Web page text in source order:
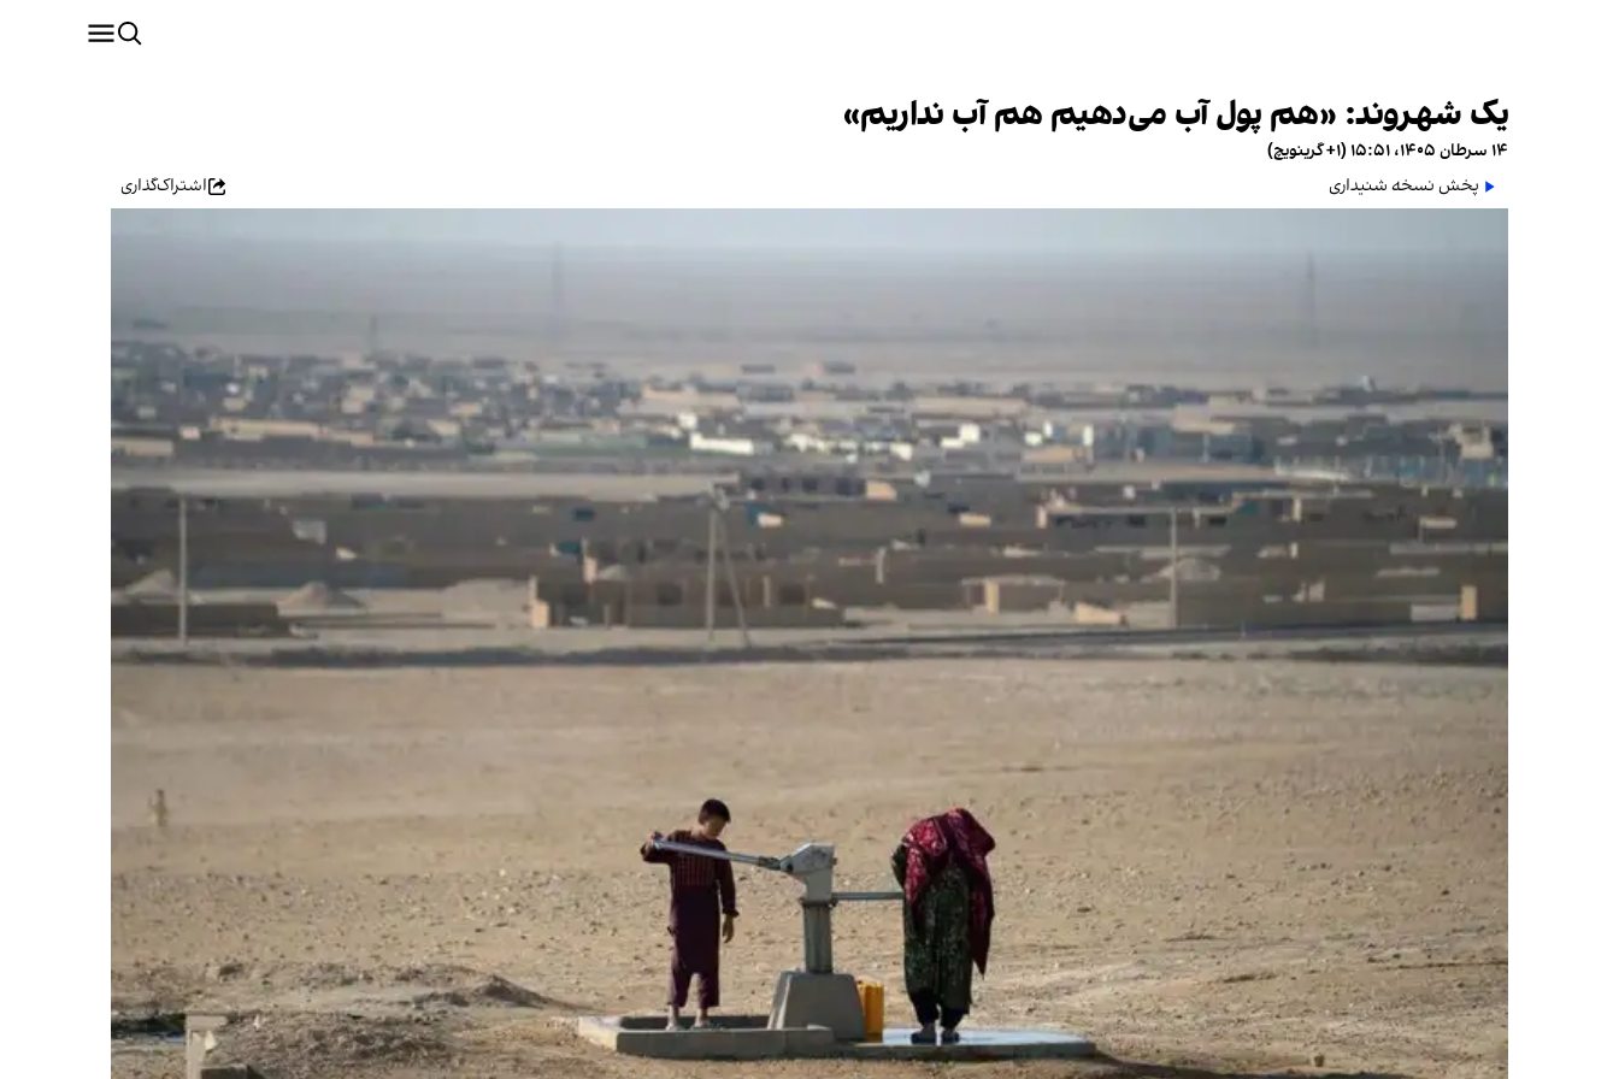
یک شهروند: «هم پول آب می‌دهیم هم آب نداریم»
۱۴ سرطان ۱۴۰۵، ۱۵:۵۱ (‎+۱ گرینویچ)
پخش نسخه شنیداری
اشتراک‌گذاری